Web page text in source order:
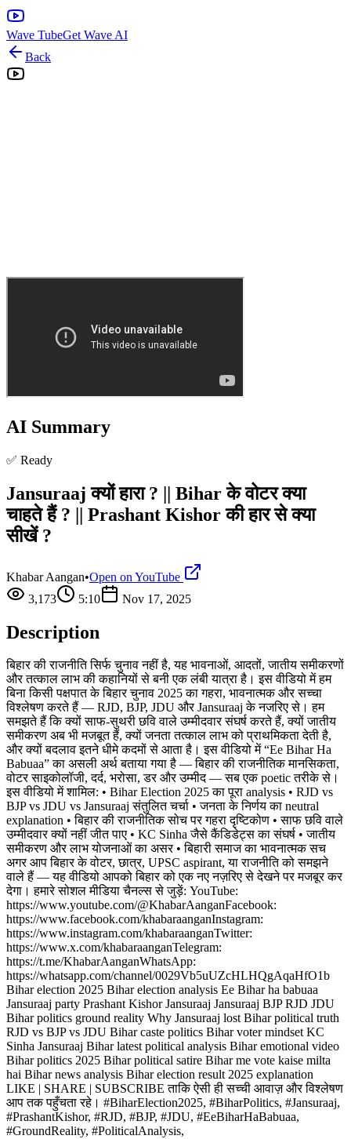
Wave TubeGet Wave AI
Back
AI Summary
✅ Ready
Jansuraaj क्यों हारा ? || Bihar के वोटर क्या
चाहते हैं ? || Prashant Kishor की हार से क्या
सीखें ?
Khabar Aangan•Open on YouTube
3,173
5:10 Nov 17, 2025
Description
बिहार की राजनीति सिर्फ चुनाव नहीं है, यह भावनाओं, आदतों, जातीय समीकरणों
और तत्काल लाभ की कहानियों से बनी एक लंबी यात्रा है। इस वीडियो में हम
बिना किसी पक्षपात के बिहार चुनाव 2025 का गहरा, भावनात्मक और सच्चा
विश्लेषण करते हैं — RJD, BJP, JDU और Jansuraaj के नजरिए से। हम
समझते हैं कि क्यों साफ-सुथरी छवि वाले उम्मीदवार संघर्ष करते हैं, क्यों जातीय
समीकरण अब भी मजबूत हैं, क्यों जनता तत्काल लाभ को प्राथमिकता देती है,
और क्यों बदलाव इतने धीमे कदमों से आता है। इस वीडियो में “Ee Bihar Ha
Babuaa” का असली अर्थ बताया गया है — बिहार की राजनीतिक मानसिकता,
वोटर साइकोलॉजी, दर्द, भरोसा, डर और उम्मीद — सब एक poetic तरीके से।
इस वीडियो में शामिल: • Bihar Election 2025 का पूरा analysis • RJD vs
BJP vs JDU vs Jansuraaj संतुलित चर्चा • जनता के निर्णय का neutral
explanation • बिहार की राजनीतिक सोच पर गहरा दृष्टिकोण • साफ छवि वाले
उम्मीदवार क्यों नहीं जीत पाए • KC Sinha जैसे कैंडिडेट्स का संघर्ष • जातीय
समीकरण और लाभ योजनाओं का असर • बिहारी समाज का भावनात्मक सच
अगर आप बिहार के वोटर, छात्र, UPSC aspirant, या राजनीति को समझने
वाले हैं — यह वीडियो आपको बिहार को एक नए नज़रिए से देखने पर मजबूर कर
देगा। हमारे सोशल मीडिया चैनल्स से जुड़ें: YouTube:
https://www.youtube.com/@KhabarAangan ​Facebook:
https://www.facebook.com/khabaraangan ​Instagram:
https://www.instagram.com/khabaraangan ​Twitter:
https://www.x.com/khabaraangan ​Telegram:
https://t.me/KhabarAangan ​WhatsApp:
https://whatsapp.com/channel/0029Vb5uUZcHLHQgAqaHfO1b
Bihar election 2025 Bihar election analysis Ee Bihar ha babuaa
Jansuraaj party Prashant Kishor Jansuraaj Jansuraaj BJP RJD JDU
Bihar politics ground reality Why Jansuraaj lost Bihar political truth
RJD vs BJP vs JDU Bihar caste politics Bihar voter mindset KC
Sinha Jansuraaj Bihar latest political analysis Bihar emotional video
Bihar politics 2025 Bihar political satire Bihar me vote kaise milta
hai Bihar news analysis Bihar election result 2025 explanation
LIKE | SHARE | SUBSCRIBE ताकि ऐसी ही सच्ची आवाज़ और विश्लेषण
आप तक पहुँचता रहे। #BiharElection2025, #BiharPolitics, #Jansuraaj,
#PrashantKishor, #RJD, #BJP, #JDU, #EeBiharHaBabuaa,
#GroundReality, #PoliticalAnalysis,